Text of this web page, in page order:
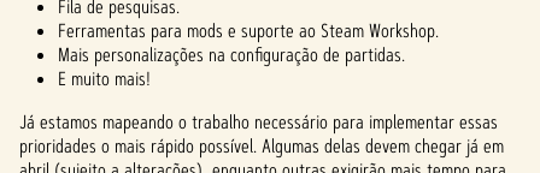
Fila de pesquisas.
Ferramentas para mods e suporte ao Steam Workshop.
Mais personalizações na configuração de partidas.
E muito mais!
Já estamos mapeando o trabalho necessário para implementar essas
prioridades o mais rápido possível. Algumas delas devem chegar já em